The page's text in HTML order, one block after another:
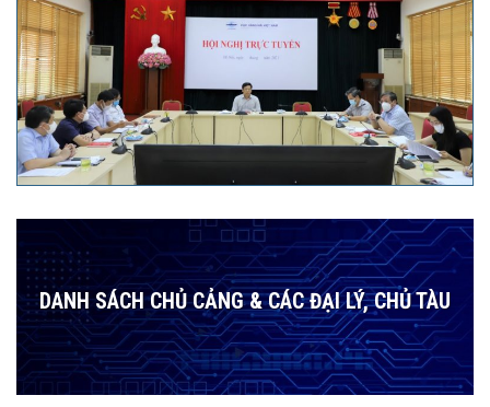
DANH SÁCH CHỦ CẢNG & CÁC ĐẠI LÝ, CHỦ TÀU